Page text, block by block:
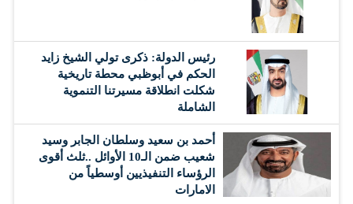
رئيس الدولة: ذكرى تولي الشيخ زايد
الحكم في أبوظبي محطة تاريخية
شكلت انطلاقة مسيرتنا التنموية
الشاملة
أحمد بن سعيد وسلطان الجابر وسيد
شعيب ضمن الـ10 الأوائل ..ثلث أقوى
الرؤساء التنفيذيين أوسطياً من
الامارات